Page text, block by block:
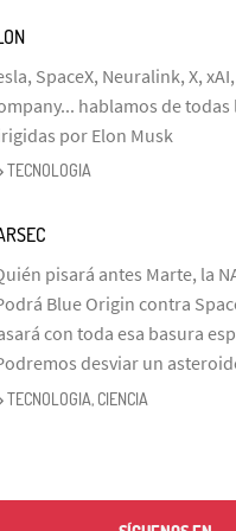
SpaceX, Neuralink, X,
hablamos de todas
por Elon Musk
TECNOLOGIA
pisará antes Marte, la
Blue Origin contra
con toda esa basura
desviar un
TECNOLOGIA, CIENCIA